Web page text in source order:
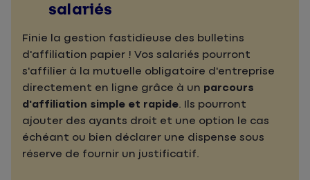
salariés
Finie la gestion fastidieuse des bulletins
d'affiliation papier ! Vos salariés pourront
s'affilier à la mutuelle obligatoire d'entreprise
directement en ligne grâce à un parcours
d'affiliation simple et rapide. Ils pourront
ajouter des ayants droit et une option le cas
échéant ou bien déclarer une dispense sous
réserve de fournir un justificatif.